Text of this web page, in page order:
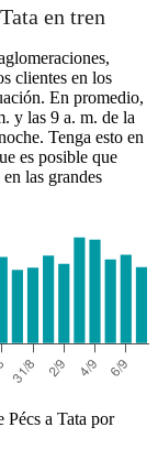
en tren
clientes en los
En promedio,
y las 9 a. m. de la
Tenga esto en
es posible que
las grandes
Pécs a Tata por